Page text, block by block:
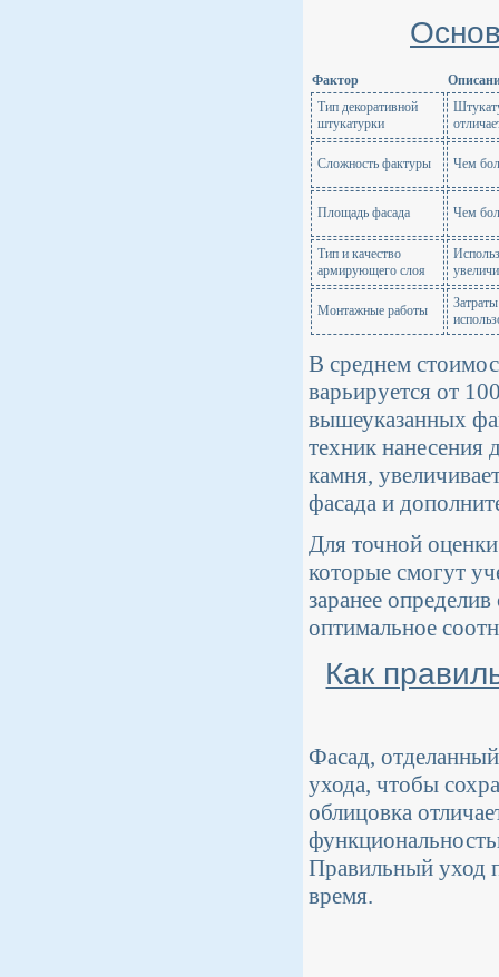
Фактор
Тип декоративной
штукатурки
Сложность фактуры Чем
Площадь фасада Чем
Тип и качество
армирующего слоя
Монтажные работы
В среднем
варьируется от
вышеуказанных
техник нанесения
камня,
фасада и
Для точной
которые смогут
заранее
оптимальное
Как
Фасад,
ухода, чтобы
облицовка
Правильный уход
время.